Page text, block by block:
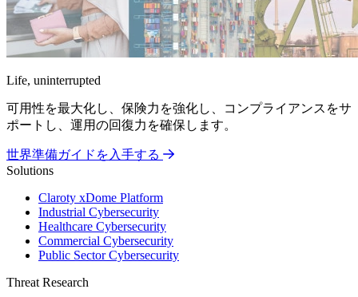
Life, uninterrupted
可用性を最大化し、保険力を強化し、コンプライアンスをサ
ポートし、運用の回復力を確保します。
世界準備ガイドを入手する
Solutions
Claroty xDome Platform
Industrial Cybersecurity
Healthcare Cybersecurity
Commercial Cybersecurity
Public Sector Cybersecurity
Threat Research